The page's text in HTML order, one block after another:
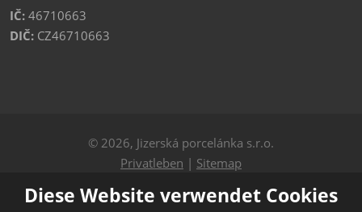
IČ: 46710663
DIČ: CZ46710663
© 2026, Jizerská porcelánka s.r.o.
Privatleben | Sitemap
ERSTELLT VON
Diese Website verwendet Cookies